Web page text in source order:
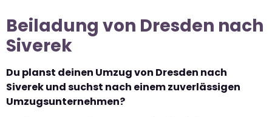
Beiladung von Dresden nach
Siverek
Du planst deinen Umzug von Dresden nach
Siverek und suchst nach einem zuverlässigen
Umzugsunternehmen?